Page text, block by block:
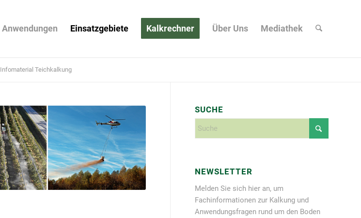
Anwendungen Einsatzgebiete Kalkrechner Über Uns Mediathek
Infomaterial Teichkalkung
SUCHE
NEWSLETTER
Melden Sie sich hier an, um
Fachinformationen zur Kalkung und
Anwendungsfragen rund um den Boden